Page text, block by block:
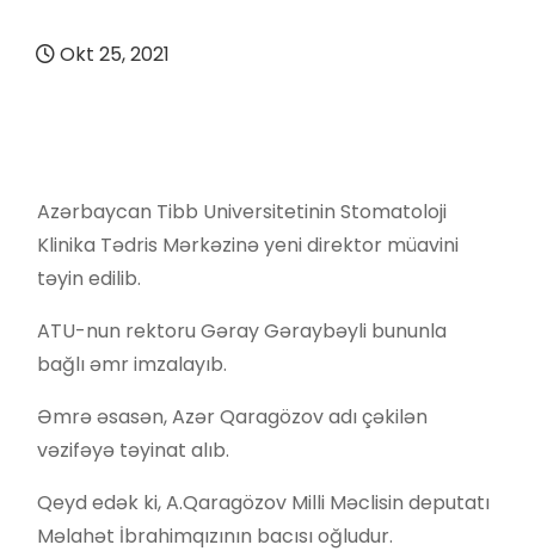
Okt 25, 2021
Azərbaycan Tibb Universitetinin Stomatoloji
Klinika Tədris Mərkəzinə yeni direktor müavini
təyin edilib.
ATU-nun rektoru Gəray Gəraybəyli bununla
bağlı əmr imzalayıb.
Əmrə əsasən, Azər Qaragözov adı çəkilən
vəzifəyə təyinat alıb.
Qeyd edək ki, A.Qaragözov Milli Məclisin deputatı
Məlahət İbrahimqızının bacısı oğludur.